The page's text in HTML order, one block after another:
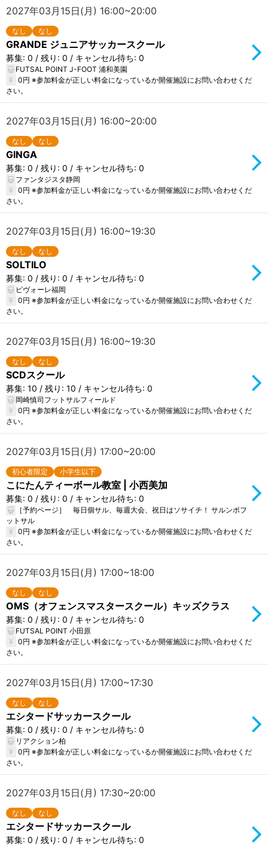
2027年03月15日(月) 16:00~20:00
なし なし
GRANDE ジュニアサッカースクール
募集: 0 / 残り: 0 / キャンセル待ち: 0
FUTSAL POINT J-FOOT 浦和美園
0円 ※参加料金が正しい料金になっているか開催施設にお問い合わせくだ
さい。
2027年03月15日(月) 16:00~20:00
なし なし
GINGA
募集: 0 / 残り: 0 / キャンセル待ち: 0
ファンタジスタ静岡
0円 ※参加料金が正しい料金になっているか開催施設にお問い合わせくだ
さい。
2027年03月15日(月) 16:00~19:30
なし なし
SOLTILO
募集: 0 / 残り: 0 / キャンセル待ち: 0
ピヴォーレ福岡
0円 ※参加料金が正しい料金になっているか開催施設にお問い合わせくだ
さい。
2027年03月15日(月) 16:00~19:30
なし なし
SCDスクール
募集: 10 / 残り: 10 / キャンセル待ち: 0
岡崎慎司フットサルフィールド
0円 ※参加料金が正しい料金になっているか開催施設にお問い合わせくだ
さい。
2027年03月15日(月) 17:00~20:00
初心者限定 小学生以下
こにたんティーボール教室 | 小西美加
募集: 0 / 残り: 0 / キャンセル待ち: 0
［予約ページ］ 毎日個サル、毎週大会、祝日はソサイチ！ サルンボフ
ットサル
0円 ※参加料金が正しい料金になっているか開催施設にお問い合わせくだ
さい。
2027年03月15日(月) 17:00~18:00
なし なし
OMS（オフェンスマスタースクール）キッズクラス
募集: 0 / 残り: 0 / キャンセル待ち: 0
FUTSAL POINT 小田原
0円 ※参加料金が正しい料金になっているか開催施設にお問い合わせくだ
さい。
2027年03月15日(月) 17:00~17:30
なし なし
エシタードサッカースクール
募集: 0 / 残り: 0 / キャンセル待ち: 0
リアクション柏
0円 ※参加料金が正しい料金になっているか開催施設にお問い合わせくだ
さい。
2027年03月15日(月) 17:30~20:00
なし なし
エシタードサッカースクール
募集: 0 / 残り: 0 / キャンセル待ち: 0